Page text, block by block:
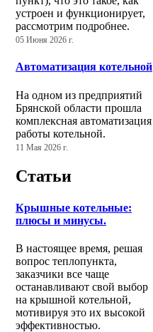
устроен и функционирует,
рассмотрим подробнее.
05 Июня 2026 г.
Автоматизация котельной
На одном из предприятий
Брянской области прошла
комплексная автоматизация
работы котельной.
11 Мая 2026 г.
Статьи
Крышные котельные:
плюсы и минусы.
В настоящее время, решая
вопрос теплопункта,
заказчики все чаще
останавливают свой выбор
на крышной котельной,
мотивируя это их высокой
эффективностью.